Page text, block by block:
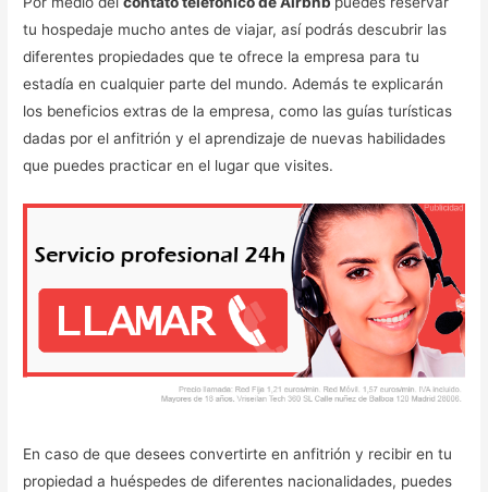
tu hospedaje mucho antes de viajar, así podrás descubrir las
diferentes propiedades que te ofrece la empresa para tu
estadía en cualquier parte del mundo. Además te explicarán
los beneficios extras de la empresa, como las guías turísticas
dadas por el anfitrión y el aprendizaje de nuevas habilidades
que puedes practicar en el lugar que visites.
En caso de que desees convertirte en anfitrión y recibir en tu
propiedad a huéspedes de diferentes nacionalidades, puedes